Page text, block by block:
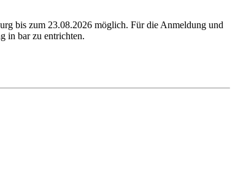
bis zum 23.08.2026 möglich. Für die Anmeldung und
in bar zu entrichten.